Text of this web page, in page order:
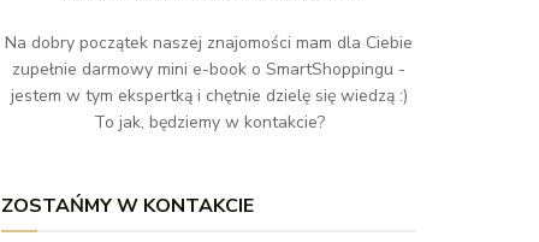
Na dobry początek naszej znajomości mam dla Ciebie
zupełnie darmowy mini e-book o SmartShoppingu -
jestem w tym ekspertką i chętnie dzielę się wiedzą :)
To jak, będziemy w kontakcie?
ZOSTAŃMY W KONTAKCIE